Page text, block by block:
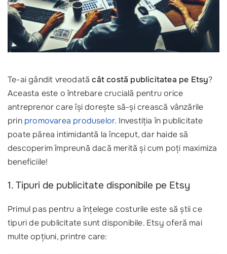
Te-ai gândit vreodatăcât costă publicitatea pe Etsy?
Aceasta este o întrebare crucială pentru orice
antreprenor care își dorește să-și crească vânzările
prin promovarea produselor. Investiția în publicitate
poate părea intimidantă la început, dar haide să
descoperim împreună dacă merită și cum poți maximiza
beneficiile!
1. Tipuri de publicitate disponibile pe Etsy
Primul pas pentru a înțelege costurile este să știi ce
tipuri de publicitate sunt disponibile. Etsy oferă mai
multe opțiuni, printre care: